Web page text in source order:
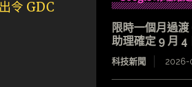
限時一個月過
助理確定 9 月 4
科技新聞 2026-